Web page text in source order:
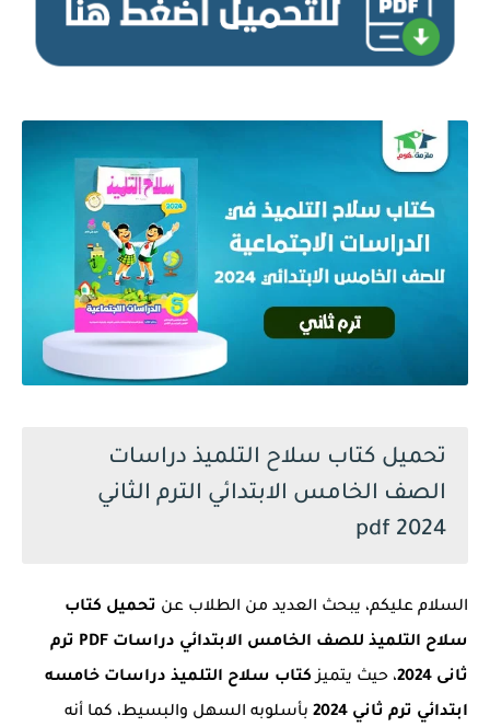
تحميل كتاب سلاح التلميذ دراسات
الصف الخامس الابتدائي الترم الثاني
2024 pdf
السلام عليكم، يبحث العديد من الطلاب عن تحميل كتاب
سلاح التلميذ للصف الخامس الابتدائي دراسات PDF ترم
ثانى 2024
، حيث يتميزكتاب سلاح التلميذ دراسات خامسه
ابتدائي ترم ثاني 2024
بأسلوبه السهل والبسيط، كما أنه